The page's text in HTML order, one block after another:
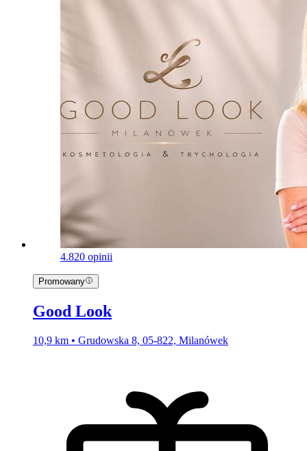
4.820 opinii
Promowany
Good Look
10,9 km • Grudowska 8, 05-822, Milanówek